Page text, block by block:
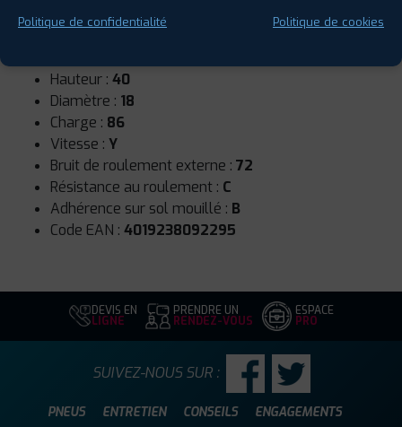
Saison :
4 Saisons
Hauteur : 40
Diamètre : 18
Charge : 86
Vitesse : Y
Bruit de roulement externe : 72
Résistance au roulement : C
Adhérence sur sol mouillé : B
Code EAN : 4019238092295
DEVIS EN
LIGNE
PRENDRE UN
RENDEZ-VOUS
ESPACE
PRO
PNEUS ENTRETIEN CONSEILS ENGAGEMENTS
SUIVEZ-NOUS SUR :
Politique de confidentialité Politique de cookies